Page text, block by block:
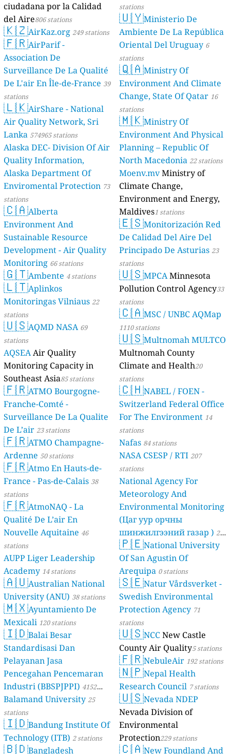
ciudadana por la Calidad
del Aire806 stations
🇰🇿AirKaz.org 249 stations
🇫🇷AirParif -
Association De
Surveillance De La Qualité
De L'air En Île-de-France 39
stations
🇱🇰AirShare - National
Air Quality Network, Sri
Lanka 574965 stations
Alaska DEC- Division Of Air
Quality Information,
Alaska Department Of
Enviromental Protection 73
stations
🇨🇦Alberta
Environment And
Sustainable Resource
Development - Air Quality
Monitoring 66 stations
🇬🇹Ambente 4 stations
🇱🇹Aplinkos
Monitoringas Vilniaus 22
stations
🇺🇸AQMD NASA 69
stations
AQSEAAir Quality
Monitoring Capacity in
Southeast Asia85 stations
🇫🇷ATMO Bourgogne-
Franche-Comté -
Surveillance De La Qualite
De L’air 23 stations
🇫🇷ATMO Champagne-
Ardenne 50 stations
🇫🇷Atmo En Hauts-de-
France - Pas-de-Calais 38
stations
🇫🇷AtmoNAQ - La
Qualité De L’air En
Nouvelle Aquitaine 46
stations
AUPP Liger Leadership
Academy 14 stations
🇦🇺Australian National
University (ANU) 38 stations
🇲🇽Ayuntamiento De
Mexicali 120 stations
🇮🇩Balai Besar
Standardisasi Dan
Pelayanan Jasa
Pencegahan Pencemaran
Industri (BBSPJPPI) 4152
stations
Balamand University25
stations
🇮🇩Bandung Institute Of
Technology (ITB) 2 stations
🇧🇩Bangladesh
stations
🇺🇾Ministerio De
Ambiente De La República
Oriental Del Uruguay 6
stations
🇶🇦Ministry Of
Environment And Climate
Change, State Of Qatar 16
stations
🇲🇰Ministry Of
Environment And Physical
Planning – Republic Of
North Macedonia 22 stations
Moenv.mvMinistry of
Climate Change,
Environment and Energy,
Maldives1 stations
🇪🇸Monitorización Red
De Calidad Del Aire Del
Principado De Asturias 23
stations
🇺🇸MPCAMinnesota
Pollution Control Agency33
stations
🇨🇦MSC / UNBC AQMap
1110 stations
🇺🇸Multnomah MULTCO
Multnomah County
Climate and Health20
stations
🇨🇭NABEL / FOEN -
Switzerland Federal Office
For The Environment 14
stations
Nafas 84 stations
NASA CSESP / RTI 207
stations
National Agency For
Meteorology And
Environmental Monitoring
(Цаг уур орчны
шинжилгээний газар ) 21
stations
🇵🇪National University
Of San Agustin Of
Arequipa 0 stations
🇸🇪Natur Vårdsverket -
Swedish Environmental
Protection Agency 71
stations
🇺🇸NCCNew Castle
County Air Quality5 stations
🇫🇷NebuleAir 192 stations
🇳🇵Nepal Health
Research Council 7 stations
🇺🇸Nevada NDEP
Nevada Division of
Environmental
Protection229 stations
🇨🇦New Foundland And